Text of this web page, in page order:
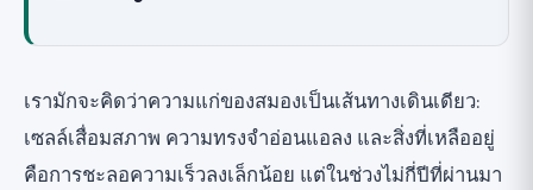
ความเชื่อมโยงระหว่างการออกกำลังกายกับ
สมอง: กลไกที่ยังคงน่าประหลาดใจ
หลักฐานในปัจจุบัน
เรามักจะคิดว่าความแก่ของสมองเป็นเส้นทางเดินเดียว:
เซลล์เสื่อมสภาพ ความทรงจำอ่อนแอลง และสิ่งที่เหลืออยู่
คือการชะลอความเร็วลงเล็กน้อย แต่ในช่วงไม่กี่ปีที่ผ่านมา